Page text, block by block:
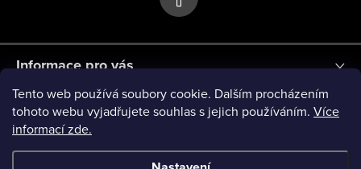
Tento web používá soubory cookie. Dalším procházením
tohoto webu vyjadřujete souhlas s jejich používáním. Více
informací zde.
Informace pro vás
Blog
Novinky